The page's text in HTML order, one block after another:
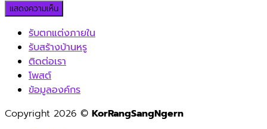
รับตกแต่งภายใน
รับสร้างบ้านหรู
ติดต่อเรา
โพสต์
ข้อมูลองค์กร
Copyright 2026 © KorRangSangNgern